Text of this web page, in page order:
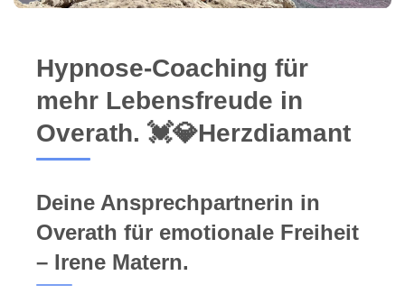
Hypnose-Coaching für
mehr Lebensfreude in
Overath. 💓️💎Herzdiamant
Deine Ansprechpartnerin in
Overath für emotionale Freiheit
– Irene Matern.